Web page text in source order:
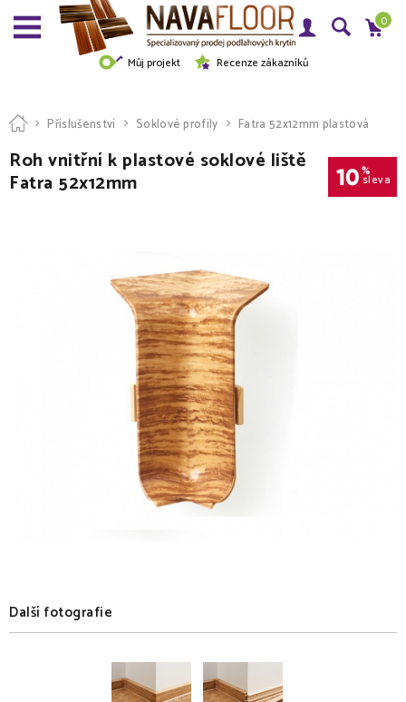
Můj projekt Recenze zákazníků
0
Příslušenství Soklové profily Fatra 52x12mm plastová
Roh vnitřní k plastové soklové liště
Fatra 52x12mm 10 %
sleva
Další fotografie